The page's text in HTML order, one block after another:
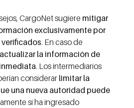
CargoNet sugiere mitigar
exclusivamente por
. En caso de
actualizar la información de
. Los intermediarios
considerar limitar la
una nueva autoridad puede
si ha ingresado